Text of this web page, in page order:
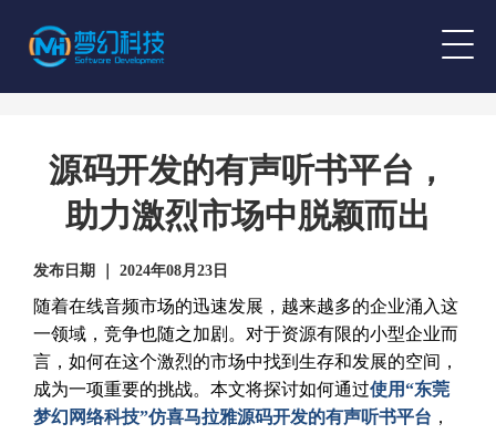
源码开发的有声听书平台，
助力激烈市场中脱颖而出
发布日期 ｜ 2024年08月23日
随着在线音频市场的迅速发展，越来越多的企业涌入这
一领域，竞争也随之加剧。对于资源有限的小型企业而
言，如何在这个激烈的市场中找到生存和发展的空间，
成为一项重要的挑战。本文将探讨如何通过使用“东莞
梦幻网络科技”仿喜马拉雅源码开发的有声听书平台 ，